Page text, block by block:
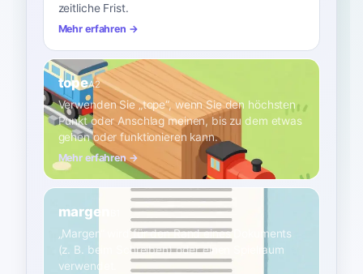
zeitliche Frist.
Mehr erfahren →
topeA2
Verwenden Sie „tope“, wenn Sie den höchsten
Punkt oder Anschlag meinen, bis zu dem etwas
gehen oder funktionieren kann.
Mehr erfahren →
margen
„Margen“ wird für den Rand eines Dokuments
(z. B. beim Schreiben) oder einen Spielraum
verwendet.